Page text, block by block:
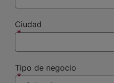
Ciudad
Tipo de negocio